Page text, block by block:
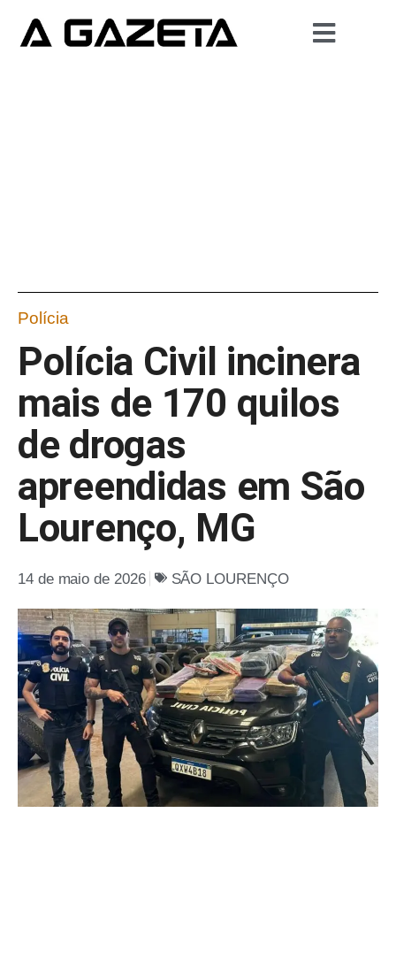
Polícia
Polícia Civil incinera
mais de 170 quilos
de drogas
apreendidas em São
Lourenço, MG
14 de maio de 2026 SÃO LOURENÇO